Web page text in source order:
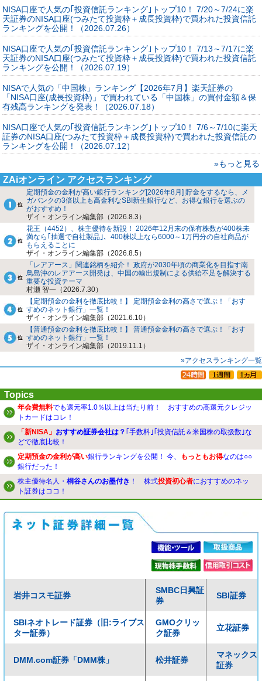
NISA口座で人気の｢投資信託ランキング｣トップ10！ 7/20～7/24に楽
天証券のNISA口座(つみたて投資枠＋成長投資枠)で買われた投資信託
ランキングを公開！（2026.07.26）
NISA口座で人気の｢投資信託ランキング｣トップ10！ 7/13～7/17に楽
天証券のNISA口座(つみたて投資枠＋成長投資枠)で買われた投資信託
ランキングを公開！（2026.07.19）
NISAで人気の「中国株」ランキング【2026年7月】楽天証券の
「NISA口座(成長投資枠)」で買われている「中国株」の買付金額＆保
有残高ランキングを発表！（2026.07.18）
NISA口座で人気の｢投資信託ランキング｣トップ10！ 7/6～7/10に楽天
証券のNISA口座(つみたて投資枠＋成長投資枠)で買われた投資信託の
ランキングを公開！（2026.07.12）
»もっと見る
ZAiオンライン アクセスランキング
定期預金の金利が高い銀行ランキング[2026年8月] 貯金をするなら、メ
ガバンクの3倍以上も高金利なSBI新生銀行など、お得な銀行を選ぶの
がおすすめ！
ザイ・オンライン編集部（2026.8.3）
花王（4452）、株主優待を新設！ 2026年12月末の保有株数が400株未
満なら｢抽選で自社製品｣、400株以上なら6000～1万円分の自社商品が
もらえることに
ザイ・オンライン編集部（2026.8.5）
「レアアース」関連銘柄を紹介！ 政府が2030年頃の商業化を目指す南
鳥島沖のレアアース開発は、中国の輸出規制による供給不足を解決する
重要な投資テーマ
村瀬 智一（2026.7.30）
【定期預金の金利を徹底比較！】 定期預金金利の高さで選ぶ！「おす
すめのネット銀行」一覧！
ザイ・オンライン編集部（2021.6.10）
【普通預金の金利を徹底比較！】 普通預金金利の高さで選ぶ！「おす
すめのネット銀行」一覧！
ザイ・オンライン編集部（2019.11.1）
»アクセスランキング一覧
Topics
年会費無料でも還元率1.0％以上は当たり前！ おすすめの高還元クレジッ
トカードはコレ！
「新NISA」 おすすめ証券会社は？ ｢手数料｣｢投資信託＆米国株の取扱数｣な
どで徹底比較！
定期預金の金利が高い銀行ランキングを公開！ 今、 もっともお得なのは○○
銀行だった！
株主優待名人・ 桐谷さんのお墨付き ！ 株式投資初心者におすすめのネッ
ト証券はココ！
岩井コスモ証券
SMBC日興証
券
SBI証券
SBIネオトレード証券（旧:ライブス
ター証券）
GMOクリッ
ク証券
立花証券
DMM.com証券「DMM株」 松井証券
マネックス
証券